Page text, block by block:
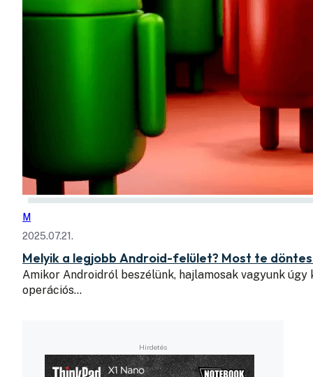
M
2025.07.21.
Melyik a legjobb Android-felület? Most te
Amikor Androidról beszélünk, hajlamosak vagyunk
operációs…